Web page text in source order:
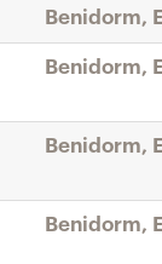
Benidorm,
Benidorm,
Benidorm,
Benidorm,